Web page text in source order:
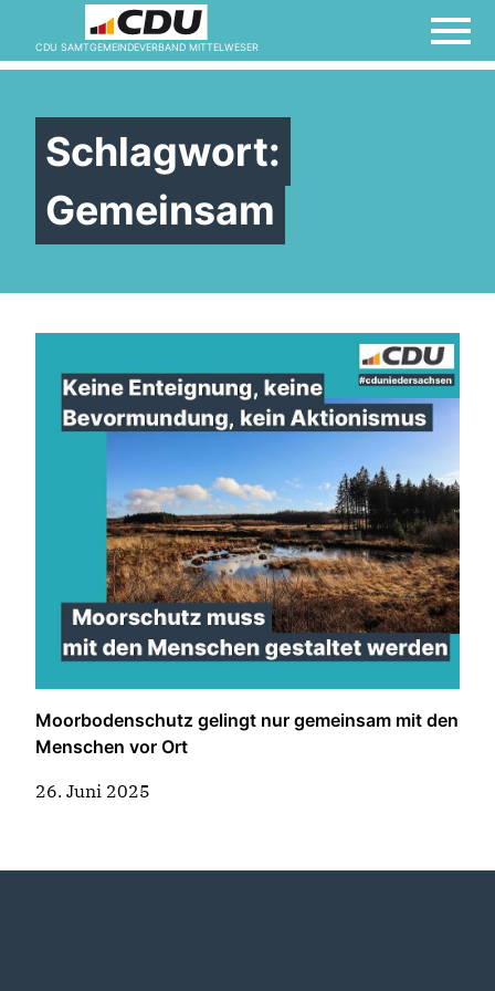
CDU SAMTGEMEINDEVERBAND MITTELWESER
Schlagwort:
Gemeinsam
Moorbodenschutz gelingt nur gemeinsam mit den
Menschen vor Ort
26. Juni 2025